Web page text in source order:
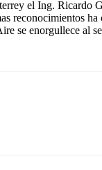
el Ing. Ricardo
reconocimientos
se enorgullece al